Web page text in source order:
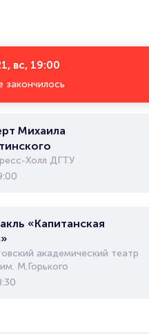
вс, 19:00
Михаила
Холл ДГТУ
«Капитанская
академический театр
М.Горького